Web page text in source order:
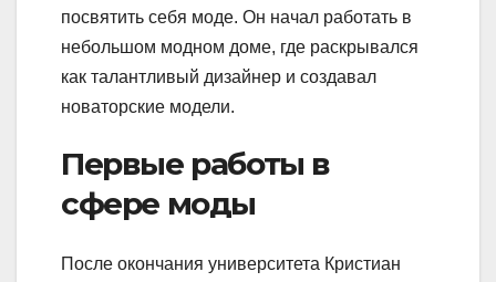
посвятить себя моде. Он начал работать в
небольшом модном доме, где раскрывался
как талантливый дизайнер и создавал
новаторские модели.
Первые работы в
сфере моды
После окончания университета Кристиан